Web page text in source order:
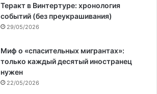
Теракт в Винтертуре: хронология
событий (без преукрашивания)
29/05/2026
Миф о «спасительных мигрантах»:
только каждый десятый иностранец
нужен
22/05/2026